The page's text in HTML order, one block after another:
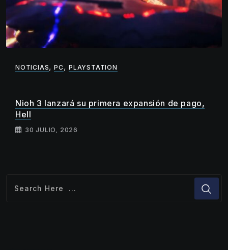
NOTICIAS,PC,PLAYSTATION
Nioh 3 lanzará su primera expansión de pago,
Hell
30 JULIO, 2026